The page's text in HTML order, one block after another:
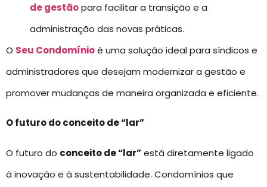
de gestãopara facilitar a transição e a
administração das novas práticas.
O Seu Condomínioé uma solução ideal para síndicos e
administradores que desejam modernizar a gestão e
promover mudanças de maneira organizada e eficiente.
O futuro do conceito de “lar”
O futuro do conceito de “lar”está diretamente ligado
à inovação e à sustentabilidade. Condomínios que